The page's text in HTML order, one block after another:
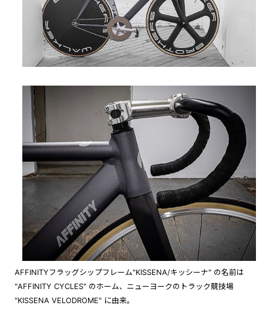
AFFINITYフラッグシップフレーム"KISSENA/キッシーナ" の名前は
"AFFINITY CYCLES" のホーム、 ニューヨークのトラック競技場
"KISSENA VELODROME" に由来。